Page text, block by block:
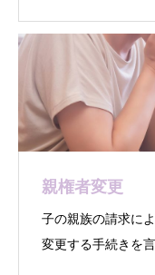
親権者変更
子の親族の請求に
変更する手続きを言